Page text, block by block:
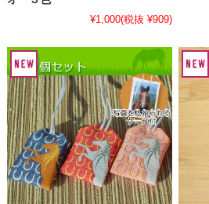
¥1,000(税抜 ¥909)